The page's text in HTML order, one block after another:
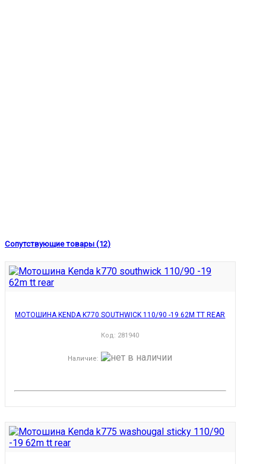
Сопутствующие товары (12)
МОТОШИНА KENDA K770 SOUTHWICK 110/90 -19 62M TT REAR
Код: 281940
Наличие: